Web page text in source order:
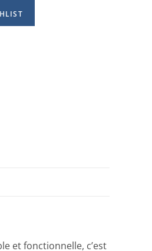
et fonctionnelle, c’est